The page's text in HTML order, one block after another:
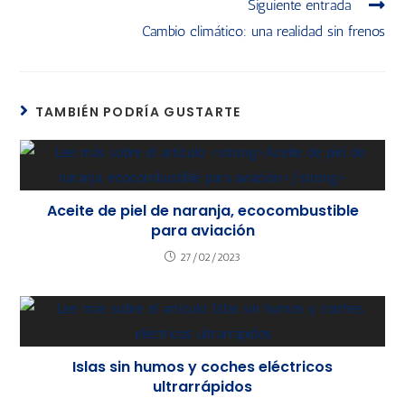
Siguiente entrada
Cambio climático: una realidad sin frenos
TAMBIÉN PODRÍA GUSTARTE
Aceite de piel de naranja, ecocombustible
para aviación
27/02/2023
Islas sin humos y coches eléctricos
ultrarrápidos